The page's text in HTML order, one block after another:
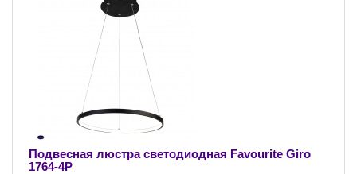
Подвесная люстра светодиодная Favourite Giro
1764-4P